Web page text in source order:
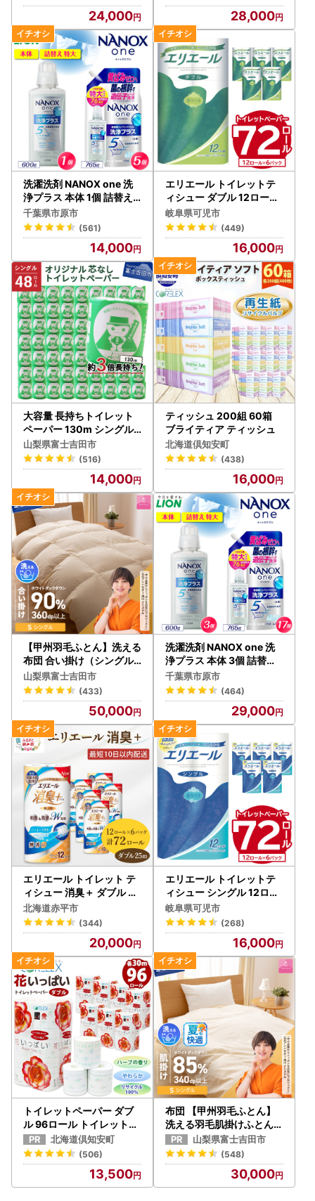
スーツ 宅配クリーニング
クーポン 利用券 メンズ
24,000 28,000
洗濯洗剤 NANOX one 洗
浄プラス 本体 1個 詰替え 5
個
千葉県市原市
(561)
14,000
エリエール トイレットテ
ィシュー ダブル 12ロール
×6パック 【0095-004】
トイレットペーパー
岐阜県可児市
(449)
16,000
大容量 長持ちトイレット
ペーパー 130m シングル
48R 芯なし 3倍巻 トイレ
ット
山梨県富士吉田市
(516)
14,000
ティッシュ 200組 60箱
ブライティア ティッシュ
北海道倶知安町
(438)
16,000
【甲州羽毛ふとん】洗える
布団 合い掛け（シングル
）寝具 暖かい布団
山梨県富士吉田市
(433)
50,000
洗濯洗剤 NANOX one 洗
浄プラス 本体 3個 詰替え 1
7個
千葉県市原市
(464)
29,000
エリエール トイレット テ
ィシュー 消臭＋ ダブル 計
72ロール
北海道赤平市
(344)
20,000
エリエール トイレットテ
ィシュー シングル 12ロー
ル×6パック【0095-003
】トイレットペーパー
岐阜県可児市
(268)
16,000
トイレットペーパー ダブ
ル 96ロール トイレットペ
ーパー北海道倶知安町
(506)
13,500
布団 【甲州羽毛ふとん】
洗える羽毛肌掛けふとん（
シングル） 寝具 DP340以
上
山梨県富士吉田市
(548)
30,000